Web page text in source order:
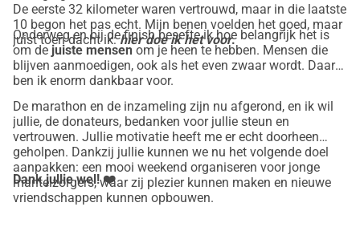
De eerste 32 kilometer waren vertrouwd, maar in die laatste
10 begon het pas echt. Mijn benen voelden het goed, maar
juist toen dacht ik:hier doe ik het voor.
Onderweg en bij de finish besefte ik hoe belangrijk het is
om de juiste mensenom je heen te hebben. Mensen die
blijven aanmoedigen, ook als het even zwaar wordt. Daar
ben ik enorm dankbaar voor.
De marathon en de inzameling zijn nu afgerond, en ik wil
jullie, de donateurs, bedanken voor jullie steun en
vertrouwen. Jullie motivatie heeft me er echt doorheen
geholpen. Dankzij jullie kunnen we nu het volgende doel
aanpakken: een mooi weekend organiseren voor jonge
mantelzorgers, waar zij plezier kunnen maken en nieuwe
vriendschappen kunnen opbouwen.
Dank jullie wel! ❤️